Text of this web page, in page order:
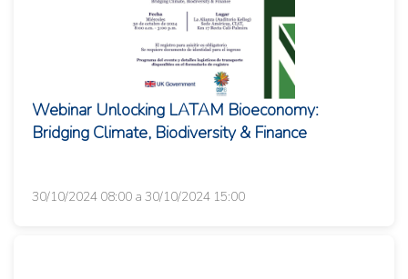
Webinar Unlocking LATAM Bioeconomy:
Bridging Climate, Biodiversity & Finance
30/10/2024 08:00 a 30/10/2024 15:00